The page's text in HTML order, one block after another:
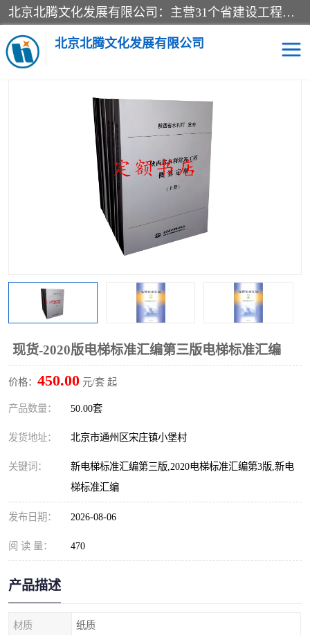
北京北腾文化发展有限公司：主营31个省建设工程预算书,工程预算软件,工程计价依据,工程造价定额,工程量清单计价定额,建设工程量消耗量定额,各行业工程预算定额,铁路定额,电力定额,矿山定额,*,黄金定额,钢铁企业检修定额,中石化安装检修定额,煤矿图书,医院书籍等.诚信的经营，在发展的同时公司不忘不断总结不断优化为客户的服务，和一如既往的热情赢得了新老客户的极高评价及青睐。
北京北腾文化发展有限公司
当前位置：首页>供应商机>标准图书> 现货-2020版电梯标准汇编
第三版电梯标准汇编
现货-2020版电梯标准汇编第三版电梯标准汇编
价格： 450.00 元/套 起
产品数量： 50.00套
发货地址： 北京市通州区宋庄镇小堡村
关键词：
新电梯标准汇编第三版,2020电梯标准汇编第3版,新电
梯标准汇编
发布日期： 2026-08-06
阅 读 量： 470
产品描述
材质 纸质
预算定额
煤矿图书
铁路建设工程预算定额
电力行业工程预算定额 石油化工安装预算定额
新石油化工检修定额
石油建设安装工程预算定 长输管道工程检修维修预
山东省工程预算定额
电网技改,拆除,检修定额 炼油化工计价依据定额
信息通信建设工程预算定
煤炭建设工程预算定额 钢铁检修工程预算定额
黄金矿山工程预算定额
冶金工业建设工程预算定
额
电子工程概预算定额 有色工程预算定额
内河航运工程概预算定额
疏浚工程预算定额